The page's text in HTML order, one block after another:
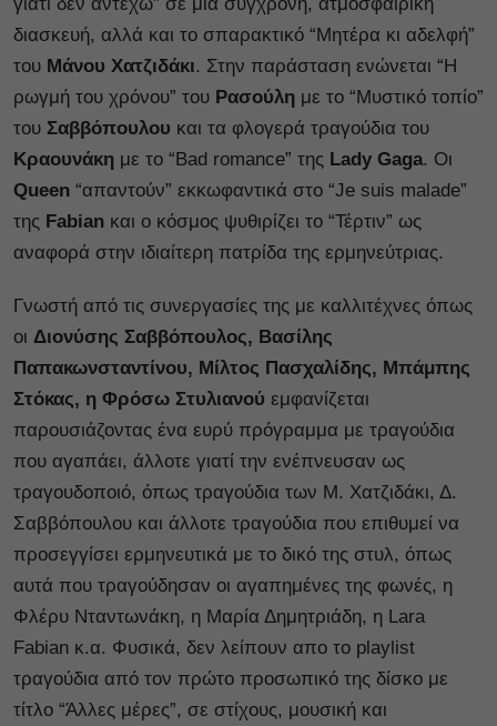
διασκευή, αλλά και το σπαρακτικό “Μητέρα κι αδελφή”
του Μάνου Χατζιδάκι. Στην παράσταση ενώνεται “Η
ρωγμή του χρόνου” του Ρασούλη με το “Μυστικό τοπίο”
του Σαββόπουλου και τα φλογερά τραγούδια του
Κραουνάκη με το “Bad romance” της Lady Gaga. Οι
Queen “απαντούν” εκκωφαντικά στο “Je suis malade”
της Fabian και ο κόσμος ψυθιρίζει το “Τέρτιν” ως
αναφορά στην ιδιαίτερη πατρίδα της ερμηνεύτριας.
Γνωστή από τις συνεργασίες της με καλλιτέχνες όπως
οι Διονύσης Σαββόπουλος, Βασίλης
Παπακωνσταντίνου, Μίλτος Πασχαλίδης, Μπάμπης
Στόκας, η Φρόσω Στυλιανού εμφανίζεται
παρουσιάζοντας ένα ευρύ πρόγραμμα με τραγούδια
που αγαπάει, άλλοτε γιατί την ενέπνευσαν ως
τραγουδοποιό, όπως τραγούδια των Μ. Χατζιδάκι, Δ.
Σαββόπουλου και άλλοτε τραγούδια που επιθυμεί να
προσεγγίσει ερμηνευτικά με το δικό της στυλ, όπως
αυτά που τραγούδησαν οι αγαπημένες της φωνές, η
Φλέρυ Νταντωνάκη, η Μαρία Δημητριάδη, η Lara
Fabian κ.α. Φυσικά, δεν λείπουν απο το playlist
τραγούδια από τον πρώτο προσωπικό της δίσκο με
τίτλο “Άλλες μέρες”, σε στίχους, μουσική και